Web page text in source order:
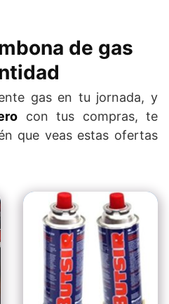
de gas
gas en tu jornada, y
con tus compras, te
que veas estas ofertas